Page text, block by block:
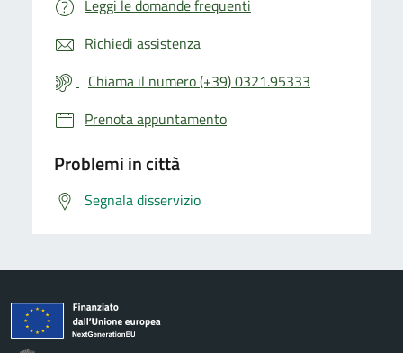
Leggi le domande frequenti
Richiedi assistenza
Chiama il numero (+39) 0321.95333
Prenota appuntamento
Problemi in città
Segnala disservizio